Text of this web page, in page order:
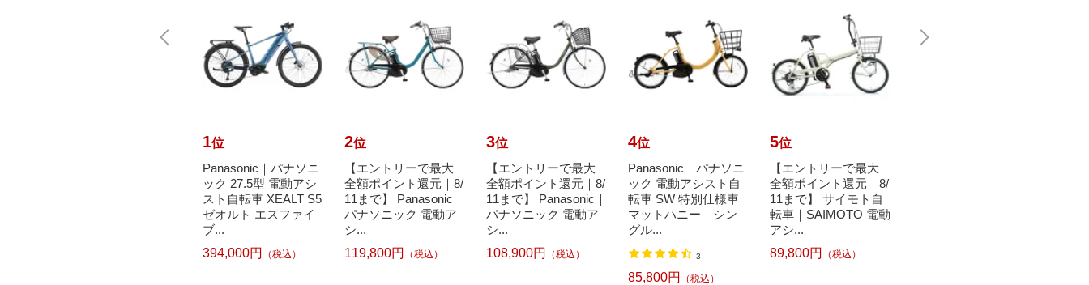
1位
Panasonic｜パナソニ
ック 27.5型 電動アシ
スト自転車 XEALT S5
ゼオルト エスファイ
ブ...
394,000円
（税込）
2位
【エントリーで最大
全額ポイント還元｜8/
11まで】 Panasonic｜
パナソニック 電動ア
シ...
119,800円
（税込）
3位
【エントリーで最大
全額ポイント還元｜8/
11まで】 Panasonic｜
パナソニック 電動ア
シ...
108,900円
（税込）
4位
Panasonic｜パナソニ
ック 電動アシスト自
転車 SW 特別仕様車
マットハニー シン
グル...
3
85,800円 （税込）
5位
【エントリーで最大
全額ポイント還元｜8/
11まで】 サイモト自
転車｜SAIMOTO 電動
アシ...
89,800円
（税込）